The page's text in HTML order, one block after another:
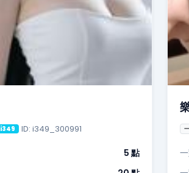
i349 ID: i349_300991
5 點